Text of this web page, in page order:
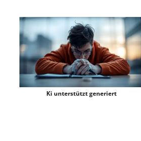
Ki unterstützt generiert